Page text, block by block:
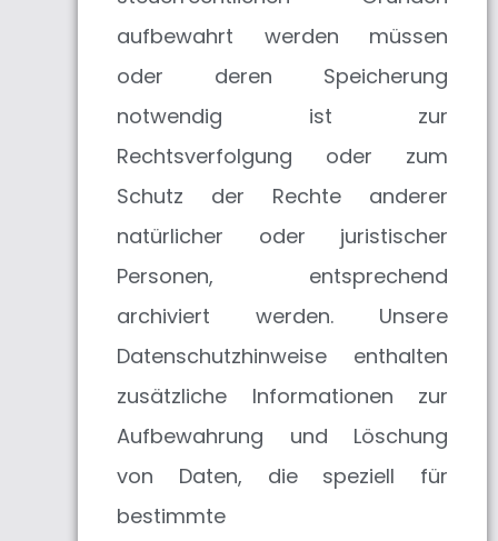
aufbewahrt werden müssen
oder deren Speicherung
notwendig ist zur
Rechtsverfolgung oder zum
Schutz der Rechte anderer
natürlicher oder juristischer
Personen, entsprechend
archiviert werden. Unsere
Datenschutzhinweise enthalten
zusätzliche Informationen zur
Aufbewahrung und Löschung
von Daten, die speziell für
bestimmte